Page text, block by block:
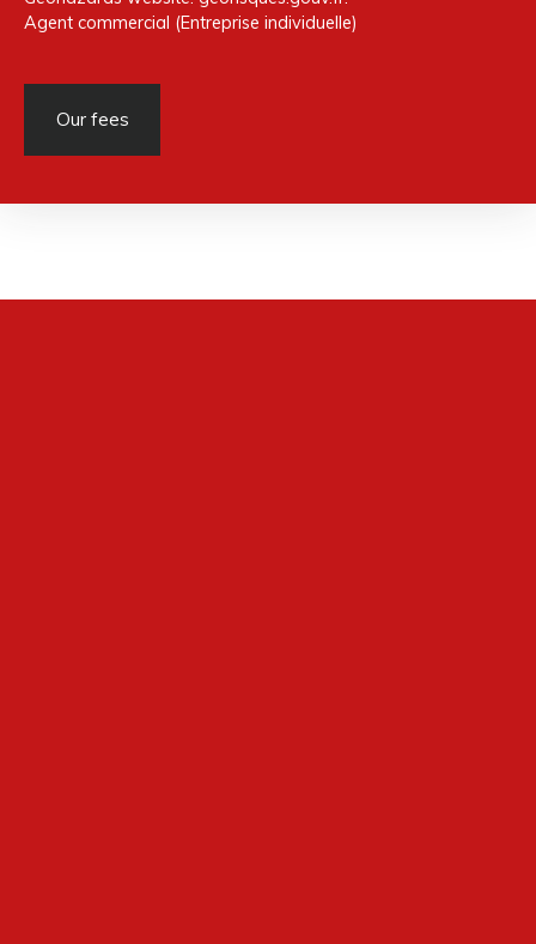
Agent commercial (Entreprise individuelle)
Our fees